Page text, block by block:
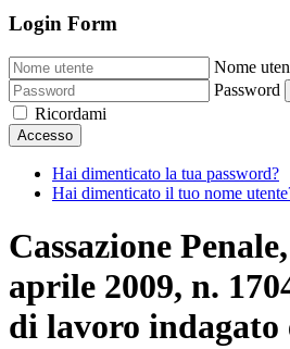
Login Form
Nome
Password
Ricordami
Accesso
Hai dimenticato la tua password?
Hai dimenticato il tuo nome
Cassazione
aprile 2009, n.
di lavoro indagato